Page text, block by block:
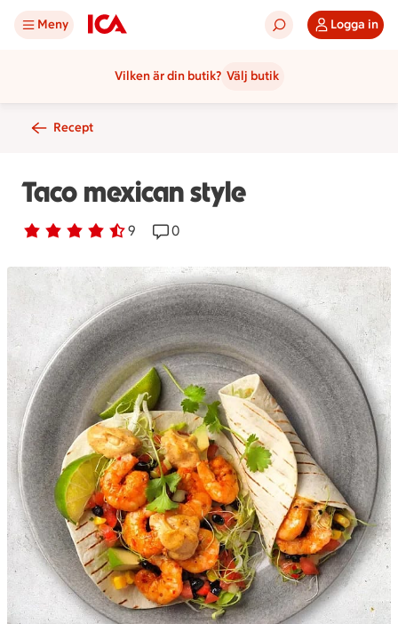
Meny Logga in
Vilken är din butik? Välj butik
Recept
Taco mexican style
Betyg 4.6 av 5. 9
9 personer har röstatReceptet har 0 kommentarer
0